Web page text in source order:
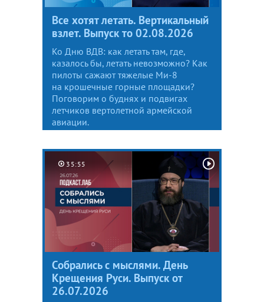
Все хотят летать. Вертикальный
взлет. Выпуск то 02.08.2026
Ко Дню ВДВ: как летать там, где,
казалось бы, летать невозможно? Как
пилоты сажают тяжелые Ми-8
на крошечные горные площадки?
Поговорим о буднях и подвигах
летчиков вертолетной армейской
авиации.
35:55
Собрались с мыслями. День
Крещения Руси. Выпуск от
26.07.2026